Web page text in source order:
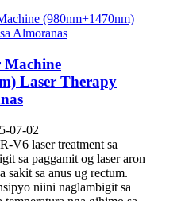
Machine
Laser Therapy
07-02
V6 laser treatment sa
sa paggamit og laser aron
sakit sa anus ug rectum.
niini naglambigit sa